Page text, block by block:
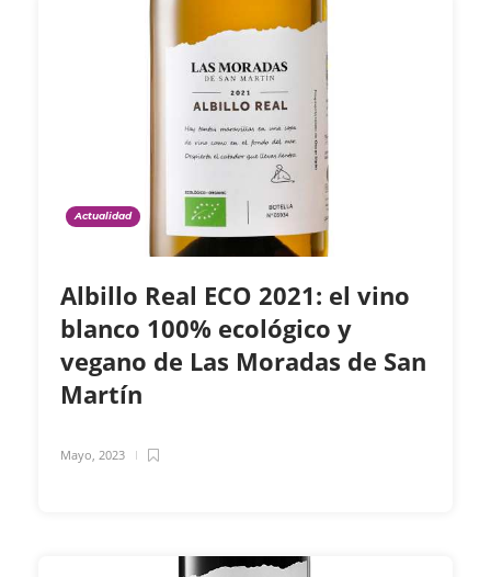
Actualidad
Albillo Real ECO 2021: el vino
blanco 100% ecológico y
vegano de Las Moradas de San
Martín
Mayo, 2023